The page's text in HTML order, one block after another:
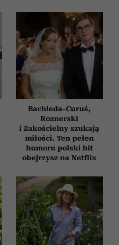
Bachleda-Curuś,
Roznerski
i Zakościelny szukają
miłości. Ten pełen
humoru polski hit
obejrzysz na Netflix